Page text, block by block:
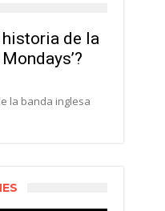
de la
la banda inglesa